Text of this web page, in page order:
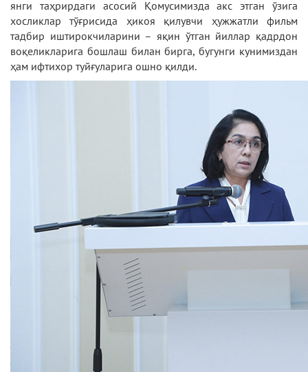
янги таҳрирдаги асосий Қомусимизда акс этган ўзига
хосликлар тўғрисида ҳикоя қилувчи ҳужжатли фильм
тадбир иштирокчиларини – яқин ўтган йиллар қадрдон
воқеликларига бошлаш билан бирга, бугунги кунимиздан
ҳам ифтихор туйғуларига ошно қилди.